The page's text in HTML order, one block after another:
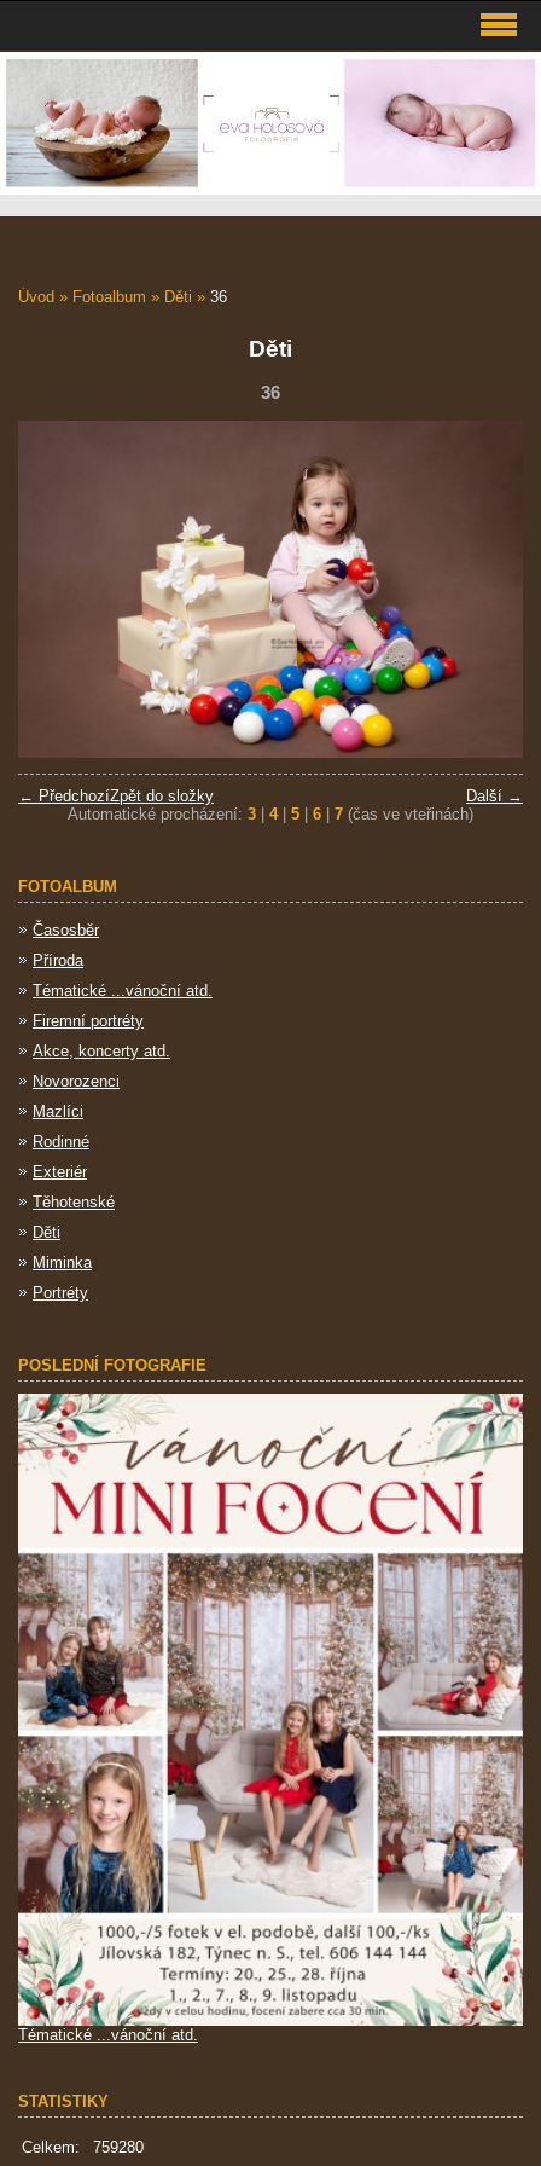
Úvod » Fotoalbum » Děti » 36
Děti
36
← Předchozí Další →
Zpět do složky
Automatické procházení: 3 4| 5 6 7 (čas ve vteřinách)
FOTOALBUM
Časosběr
Příroda
Tématické ...vánoční atd.
Firemní portréty
Akce, koncerty atd.
Novorozenci
Mazlíci
Rodinné
Exteriér
Těhotenské
Děti
Miminka
Portréty
POSLEDNÍ FOTOGRAFIE
Tématické ...vánoční atd.
STATISTIKY
Celkem: 759280